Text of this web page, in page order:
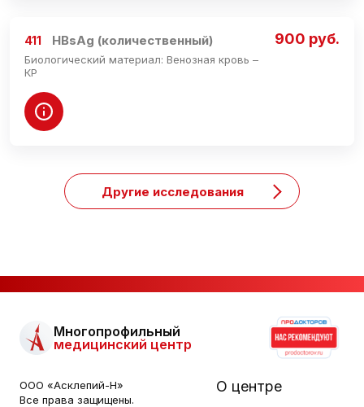
411 HBsAg (количественный)
Биологический материал: Венозная кровь –
КР
900 руб.
Другие исследования
Многопрофильный
медицинский центр
ООО «Асклепий-Н»
Все права защищены.
О центре